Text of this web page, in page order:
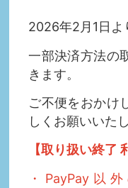
2026年2月1日よ
一部決済方法の
きます。
ご不便をおかけ
しくお願いいた
【取り扱い終了
・PayPay以